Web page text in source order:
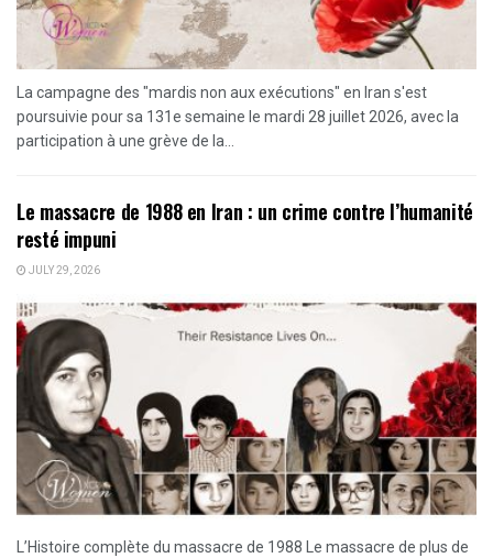
La campagne des "mardis non aux exécutions" en Iran s'est
poursuivie pour sa 131e semaine le mardi 28 juillet 2026, avec la
participation à une grève de la...
Le massacre de 1988 en Iran : un crime contre l’humanité
resté impuni
JULY 29, 2026
L’Histoire complète du massacre de 1988 Le massacre de plus de